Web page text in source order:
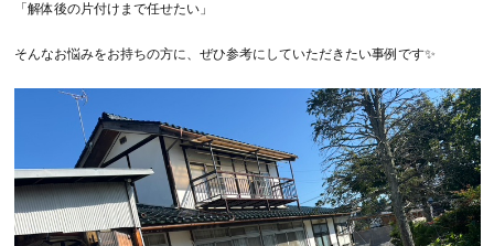
「解体後の片付けまで任せたい」
そんなお悩みをお持ちの方に、ぜひ参考にしていただきたい事例です✨